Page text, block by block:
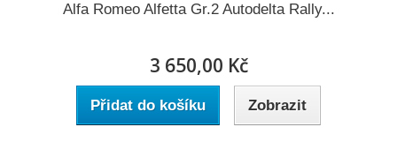
Alfa Romeo Alfetta Gr.2 Autodelta Rally...
3 650,00 Kč
Přidat do košíku Zobrazit